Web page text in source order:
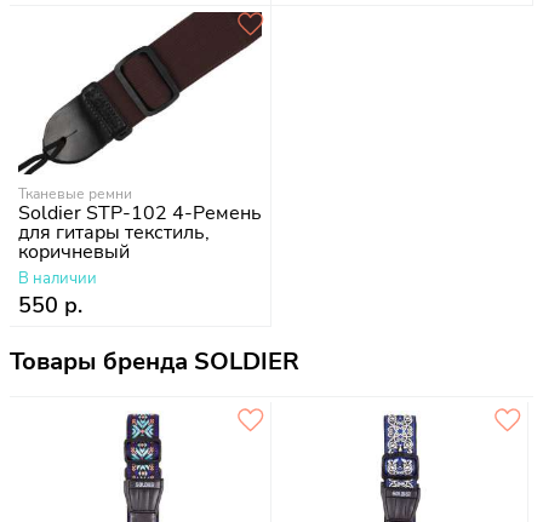
Тканевые ремни
Soldier STP-102 4-Ремень
для гитары текстиль,
коричневый
В наличии
550 р.
Товары бренда SOLDIER